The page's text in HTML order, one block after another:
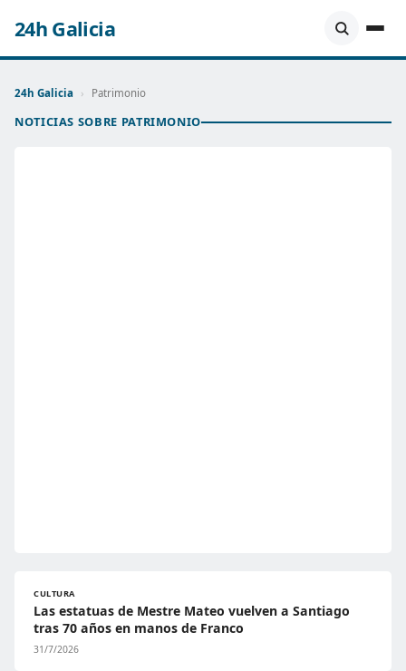
24h Galicia
24h Galicia › Patrimonio
NOTICIAS SOBRE PATRIMONIO
CULTURA
Las estatuas de Mestre Mateo vuelven a Santiago
tras 70 años en manos de Franco
31/7/2026